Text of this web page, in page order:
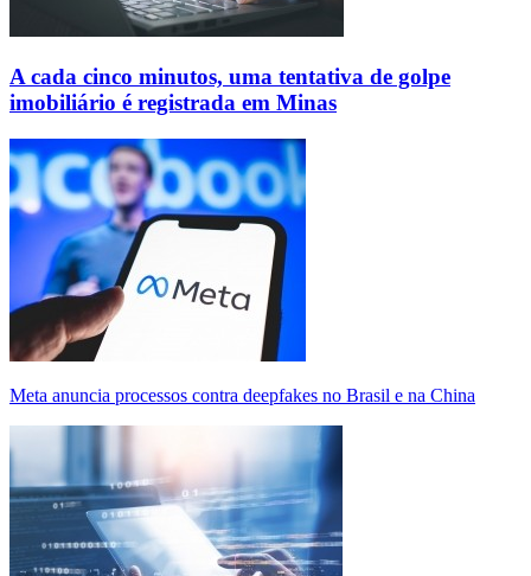
A cada cinco minutos, uma tentativa de golpe
imobiliário é registrada em Minas
Meta anuncia processos contra deepfakes no Brasil e na China